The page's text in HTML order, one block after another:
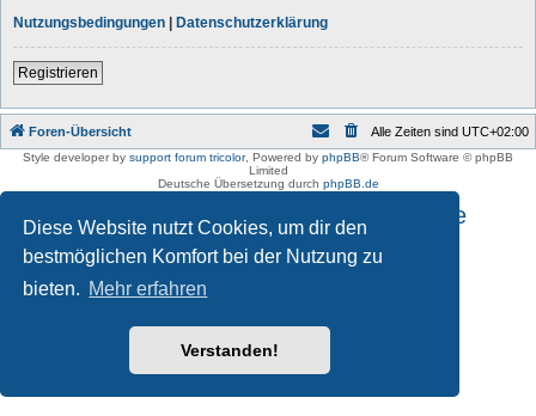
Diese Website nutzt Cookies, um dir den
bestmöglichen Komfort bei der Nutzung zu
bieten. Mehr erfahren
Verstanden!
Nutzungsbedingungen | Datenschutzerklärung
Registrieren
Foren-Übersicht Alle Zeiten sind UTC+02:00
Style developer by support forum tricolor, Powered by phpBB® Forum Software © phpBB
Limited
Deutsche Übersetzung durch phpBB.de
Impressum und Datenschutzhinweise